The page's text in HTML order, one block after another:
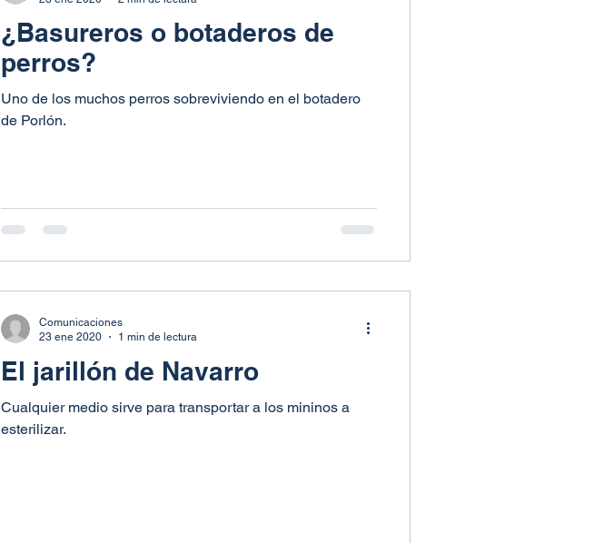
¿Basureros o botaderos de
perros?
Uno de los muchos perros sobreviviendo en el botadero
de Porlón.
El jarillón de Navarro
Cualquier medio sirve para transportar a los mininos a
esterilizar.
Comunicaciones
23 ene 2020
1 min de lectura